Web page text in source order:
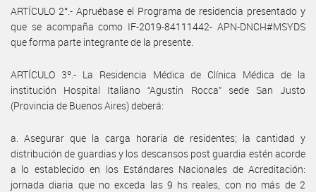
ARTÍCULO 2°.- Apruébase el Programa de residencia presentado y
que se acompaña como IF-2019-84111442- APN-DNCH#MSYDS
que forma parte integrante de la presente.
ARTÍCULO 3º.- La Residencia Médica de Clínica Médica de la
institución Hospital Italiano “Agustin Rocca” sede San Justo
(Provincia de Buenos Aires) deberá:
a. Asegurar que la carga horaria de residentes; la cantidad y
distribución de guardias y los descansos post guardia estén acorde
a lo establecido en los Estándares Nacionales de Acreditación:
jornada diaria que no exceda las 9 hs reales, con no más de 2